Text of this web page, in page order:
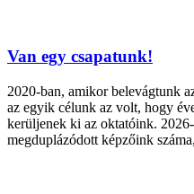
Van egy csapatunk!
2020-ban, amikor belevágtunk
az egyik célunk az volt, hogy
kerüljenek ki az oktatóink.
megduplázódott képzőink